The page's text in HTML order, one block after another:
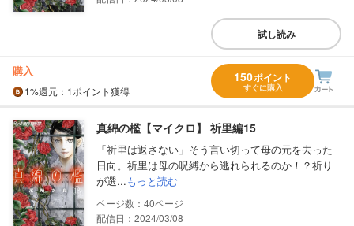
試し読み
購入
1%還元 ：1ポイント獲得
150ポイント
すぐに購入
真綿の檻【マイクロ】 祈里編15
「祈里は返さない」そう言い切って母の元を去った
日向。祈里は母の呪縛から逃れられるのか！？祈り
が選...もっと読む
40
配信日：2024/03/08